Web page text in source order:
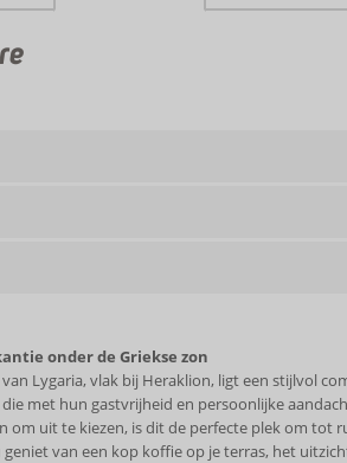
onder de Griekse zon
van Lygaria, vlak bij Heraklion, ligt een stijlvol
die met hun gastvrijheid en persoonlijke
om uit te kiezen, is dit de perfecte plek om tot
geniet van een kop koffie op je terras, het